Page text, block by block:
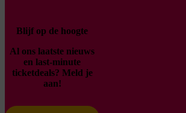
Blijf op de hoogte
Al ons laatste nieuws
en last-minute
ticketdeals? Meld je
aan!